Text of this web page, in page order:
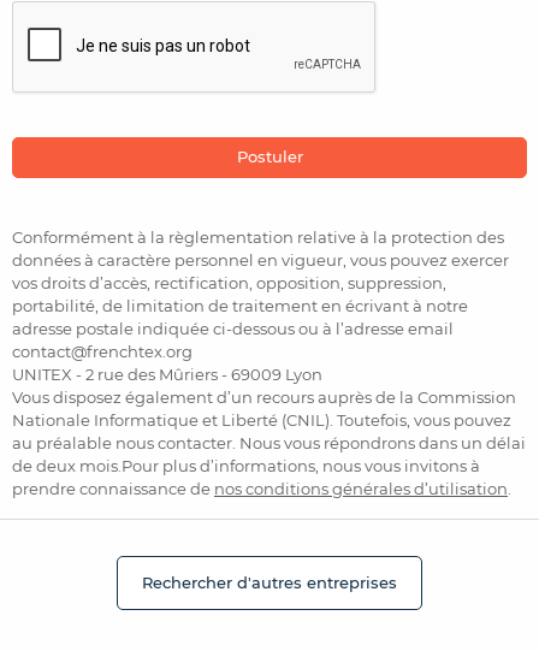
Conformément à la règlementation relative à la protection des
données à caractère personnel en vigueur, vous pouvez exercer
vos droits d’accès, rectification, opposition, suppression,
portabilité, de limitation de traitement en écrivant à notre
adresse postale indiquée ci-dessous ou à l’adresse email
contact@frenchtex.org
UNITEX - 2 rue des Mûriers - 69009 Lyon
Vous disposez également d’un recours auprès de la Commission
Nationale Informatique et Liberté (CNIL). Toutefois, vous pouvez
au préalable nous contacter. Nous vous répondrons dans un délai
de deux mois.Pour plus d’informations, nous vous invitons à
prendre connaissance de nos conditions générales d’utilisation
Rechercher d'autres entreprises